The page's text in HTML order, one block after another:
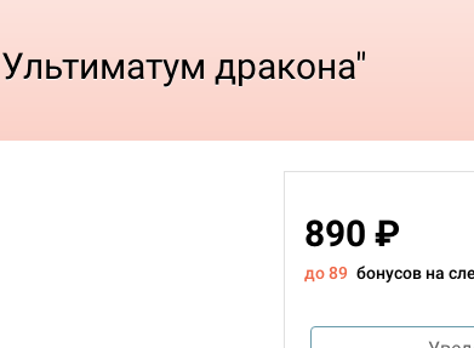
дракона"
890 ₽
до 89 бонусов на